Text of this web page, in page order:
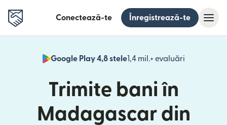
Conectează-te Înregistrează-te
Google Play 4,8 stele1,4 mil.+ evaluări
(se
Trimite bani în
Madagascar din